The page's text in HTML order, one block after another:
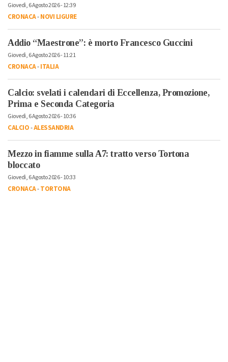
Giovedì, 6 Agosto 2026 - 12:39
CRONACA-NOVI LIGURE
Addio “Maestrone”: è morto Francesco Guccini
Giovedì, 6 Agosto 2026 - 11:21
CRONACA-ITALIA
Calcio: svelati i calendari di Eccellenza, Promozione,
Prima e Seconda Categoria
Giovedì, 6 Agosto 2026 - 10:36
CALCIO-ALESSANDRIA
Mezzo in fiamme sulla A7: tratto verso Tortona
bloccato
Giovedì, 6 Agosto 2026 - 10:33
CRONACA-TORTONA